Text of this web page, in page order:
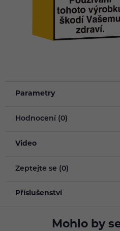
Parametry
Hodnocení (0)
Video
Zeptejte se (0)
Příslušenství
Mohlo by